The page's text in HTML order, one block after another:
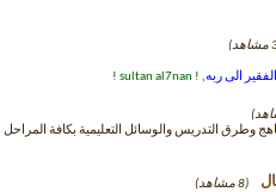
الفقير الى ربه,
! sultan al7nan !
وطرق التدريس والوسائل التعليمية بكافة المراحل
(8 مشاهد)